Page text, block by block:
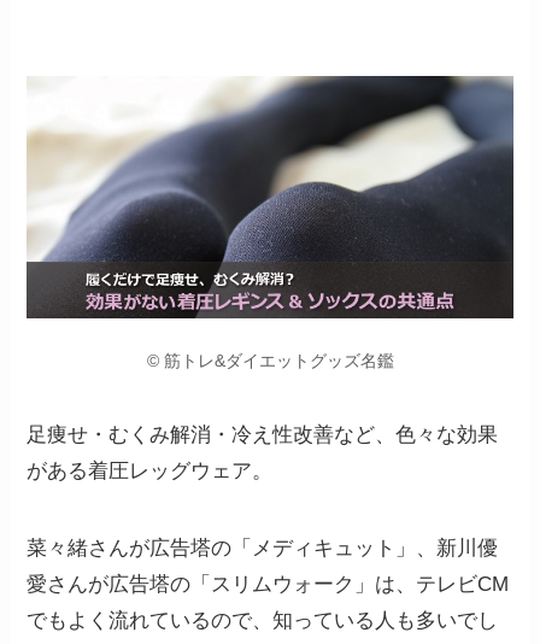
© 筋トレ&ダイエットグッズ名鑑
足痩せ・むくみ解消・冷え性改善など、色々な効果
がある着圧レッグウェア。
菜々緒さんが広告塔の「メディキュット」、新川優
愛さんが広告塔の「スリムウォーク」は、テレビCM
でもよく流れているので、知っている人も多いでし